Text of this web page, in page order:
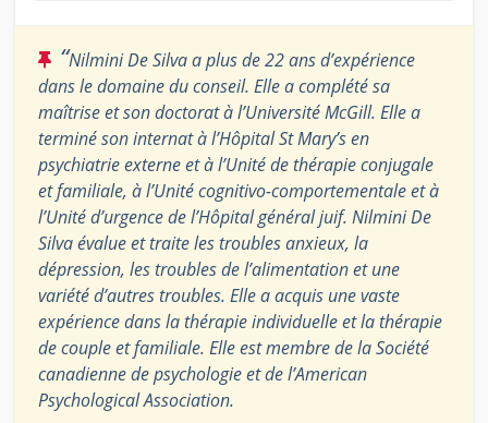
“Nilmini De Silva a plus de 22 ans d’expérience
dans le domaine du conseil. Elle a complété sa
maîtrise et son doctorat à l’Université McGill. Elle a
terminé son internat à l’Hôpital St Mary’s en
psychiatrie externe et à l’Unité de thérapie conjugale
et familiale, à l’Unité cognitivo-comportementale et à
l’Unité d’urgence de l’Hôpital général juif. Nilmini De
Silva évalue et traite les troubles anxieux, la
dépression, les troubles de l’alimentation et une
variété d’autres troubles. Elle a acquis une vaste
expérience dans la thérapie individuelle et la thérapie
de couple et familiale. Elle est membre de la Société
canadienne de psychologie et de l’American
Psychological Association.